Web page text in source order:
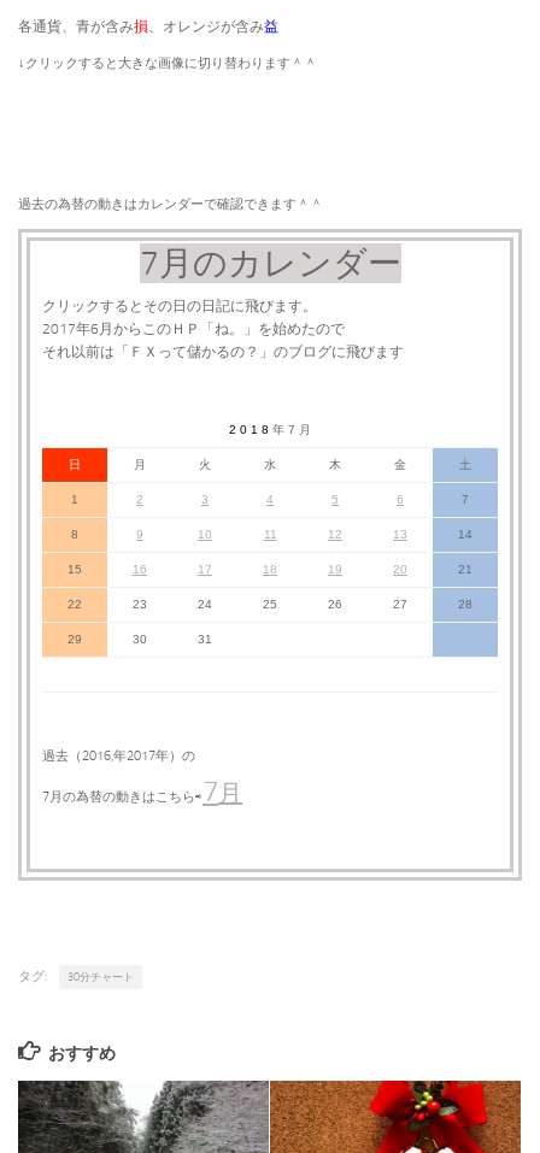
各通貨、青が含み損、オレンジが含み益
​↓クリックすると大きな画像に切り替わります＾＾
過去の為替の動きはカレンダーで確認できます＾＾
7月のカレンダー
クリックするとその日の日記に飛びます。
2017年6月からこのＨＰ「ね。」を始めたので
それ以前は「ＦＸって儲かるの？」のブログに飛びます
2 0 1 8 年 7 月
日 月 火 水 木 金 土
1 2 3 4 5 6 7
8 9 10 11 12 13 14
15 16 17 18 19 20 21
22 23 24 25 26 27 28
29 30 31
過去（2016,年2017年）の
7月の為替の動きはこちら⇨ 7 月
タグ: 30分チャート
おすすめ